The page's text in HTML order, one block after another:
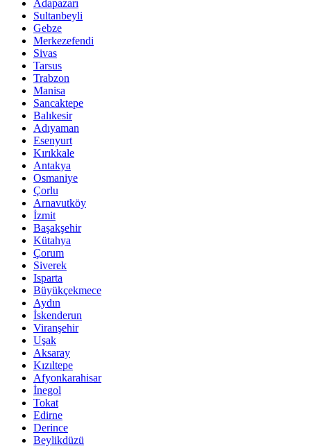
Adapazarı
Sultanbeyli
Gebze
Merkezefendi
Sivas
Tarsus
Trabzon
Manisa
Sancaktepe
Balıkesir
Adıyaman
Esenyurt
Kırıkkale
Antakya
Osmaniye
Çorlu
Arnavutköy
İzmit
Başakşehir
Kütahya
Çorum
Siverek
Isparta
Büyükçekmece
Aydın
İskenderun
Viranşehir
Uşak
Aksaray
Kızıltepe
Afyonkarahisar
İnegol
Tokat
Edirne
Derince
Beylikdüzü